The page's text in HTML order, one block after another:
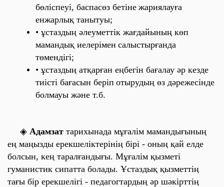
бөліспеуі, баспасөз бетіне жариялауға
енжарлық танытуы;
• ұстаздың әлеуметтік жағдайының көп
мамандық иелерімен салыстырғанда
төмендігі;
• ұстаздың атқарған еңбегін бағалау әр кезде
тиісті бағасын беріп отырудың өз дәрежесінде
болмауы және т.б.
◈ Адамзат тарихынада мұғалім мамандығының
ең маңызды ерекшеліктерінің бірі - оның қай елде
болсын, кең таралғандығы. Мұғалім қызметі
гуманистик сипатта болады. Ұстаздық қызметтің
тағы бір ерекшелігі - педагогтардың әр шәкірттің